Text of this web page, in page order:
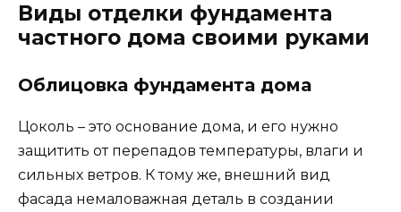
Виды отделки фундамента
частного дома своими руками
Облицовка фундамента дома
Цоколь – это основание дома, и его нужно
защитить от перепадов температуры, влаги и
сильных ветров. К тому же, внешний вид
фасада немаловажная деталь в создании